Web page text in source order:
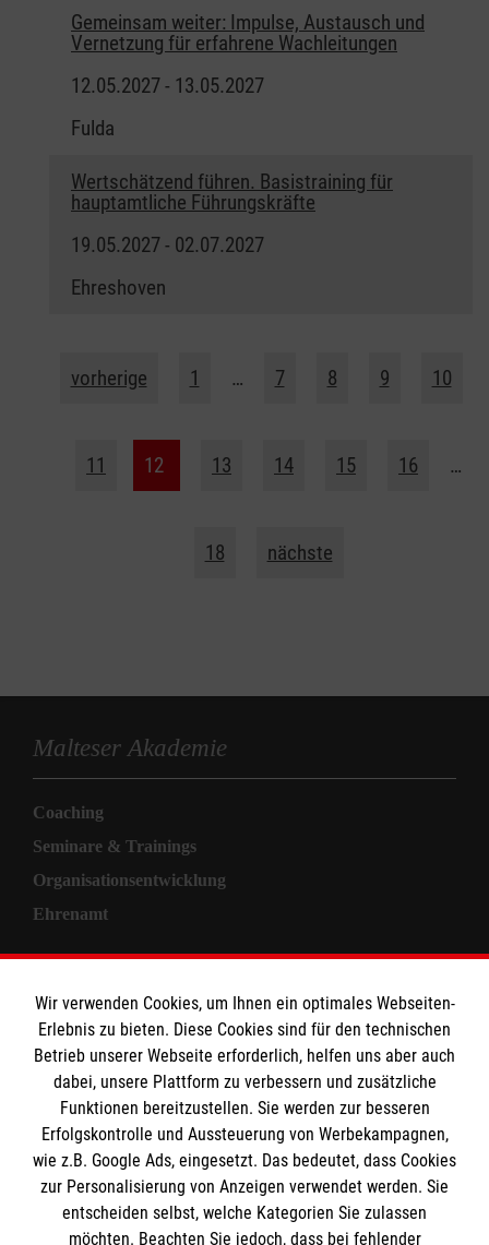
Gemeinsam weiter: Impulse, Austausch und
Vernetzung für erfahrene Wachleitungen
12.05.2027 - 13.05.2027
Fulda
Wertschätzend führen. Basistraining für
hauptamtliche Führungskräfte
19.05.2027 - 02.07.2027
Ehreshoven
vorherige 1 … 7 8 9 10
11 12 13 14 15 16 …
18 nächste
Malteser Akademie
Coaching
Seminare & Trainings
Organisationsentwicklung
Ehrenamt
Allgemeine Geschäftsbedingungen
Impressum
Datenschutz
Malteser online
Wir verwenden Cookies, um Ihnen ein optimales Webseiten-
Erlebnis zu bieten. Diese Cookies sind für den technischen
Betrieb unserer Webseite erforderlich, helfen uns aber auch
dabei, unsere Plattform zu verbessern und zusätzliche
Funktionen bereitzustellen. Sie werden zur besseren
Erfolgskontrolle und Aussteuerung von Werbekampagnen,
wie z.B. Google Ads, eingesetzt. Das bedeutet, dass Cookies
zur Personalisierung von Anzeigen verwendet werden. Sie
entscheiden selbst, welche Kategorien Sie zulassen
möchten. Beachten Sie jedoch, dass bei fehlender